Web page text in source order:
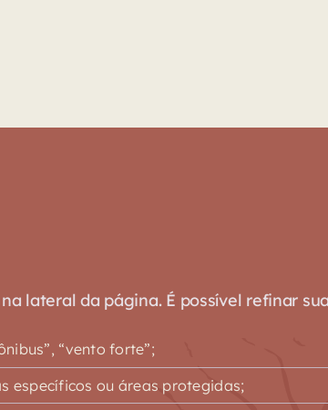
lateral da página. É possível refinar
“vento forte”;
específicos ou áreas protegidas;